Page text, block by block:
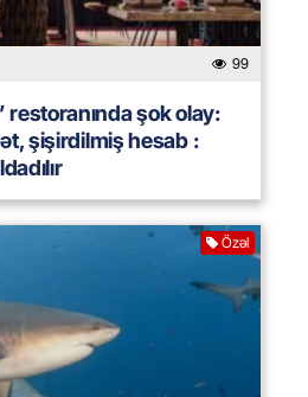
99
restoranında şok olay:
şişirdilmiş hesab :
Özəl